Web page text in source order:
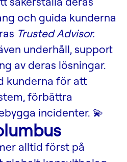
och guida kunderna
Trusted Advisor.
underhåll, support
av deras lösningar.
kunderna för att
förbättra
incidenter. 💫
alltid först på